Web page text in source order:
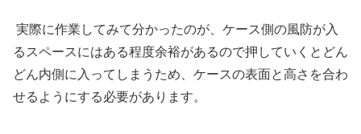
実際に作業してみて分かったのが、ケース側の風防が入
るスペースにはある程度余裕があるので押していくとどん
どん内側に入ってしまうため、ケースの表面と高さを合わ
せるようにする必要があります。